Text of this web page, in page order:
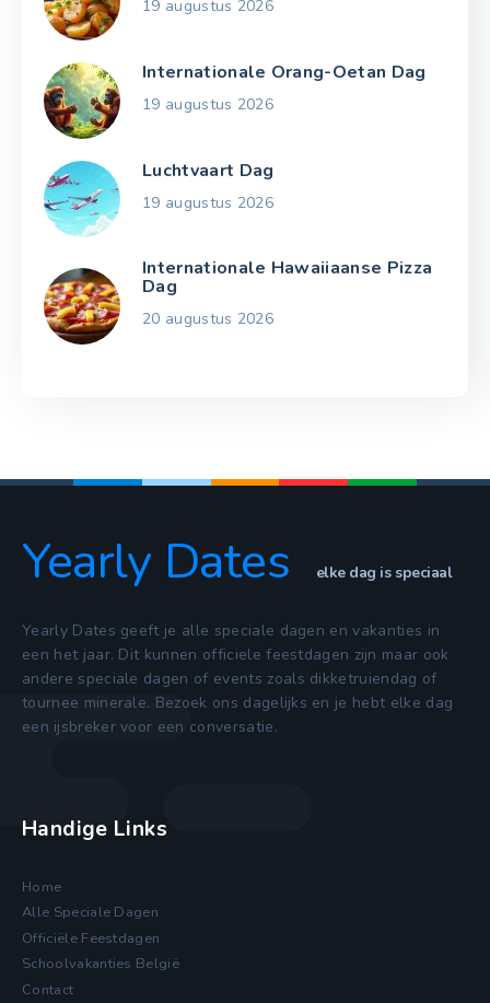
19 augustus 2026
Internationale Orang-Oetan Dag
19 augustus 2026
Luchtvaart Dag
19 augustus 2026
Internationale Hawaiiaanse Pizza
Dag
20 augustus 2026
Yearly Dates elke dag is speciaal
Yearly Dates geeft je alle speciale dagen en vakanties in
een het jaar. Dit kunnen officiele feestdagen zijn maar ook
andere speciale dagen of events zoals dikketruiendag of
tournee minerale. Bezoek ons dagelijks en je hebt elke dag
een ijsbreker voor een conversatie.
Handige Links
Home
Alle Speciale Dagen
Officiële Feestdagen
Schoolvakanties België
Contact